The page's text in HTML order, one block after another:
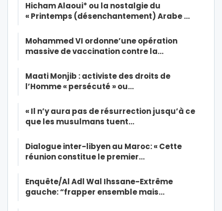
Hicham Alaoui* ou la nostalgie du
« Printemps (désenchantement) Arabe …
Mohammed VI ordonne’une opération
massive de vaccination contre la…
Maati Monjib : activiste des droits de
l’Homme « persécuté » ou…
« Il n’y aura pas de résurrection jusqu’à ce
que les musulmans tuent…
Dialogue inter-libyen au Maroc: « Cette
réunion constitue le premier…
Enquête/Al Adl Wal Ihssane-Extrême
gauche: “frapper ensemble mais…